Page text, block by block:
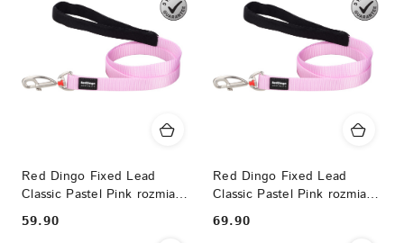
Red Dingo Fixed Lead
Classic Pastel Pink rozmiar
M - klasyczna smycz o
długości 1,2m
Cena:
59.90
Red Dingo Fixed Lead
Classic Pastel Pink rozmiar
L - klasyczna smycz o
długości 1,2m
Cena:
69.90